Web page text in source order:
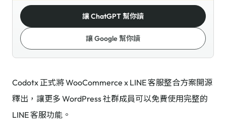
讓 ChatGPT 幫你讀
讓 Google 幫你讀
Codotx 正式將 WooCommerce x LINE 客服整合方案開源
釋出，讓更多 WordPress 社群成員可以免費使用完整的
LINE 客服功能。